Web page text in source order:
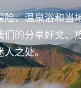
、温泉浴和当
的分享好文、
人之处。